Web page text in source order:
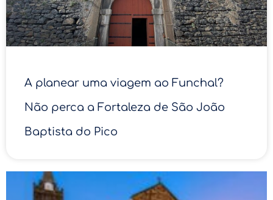
A planear uma viagem ao Funchal?
Não perca a Fortaleza de São João
Baptista do Pico